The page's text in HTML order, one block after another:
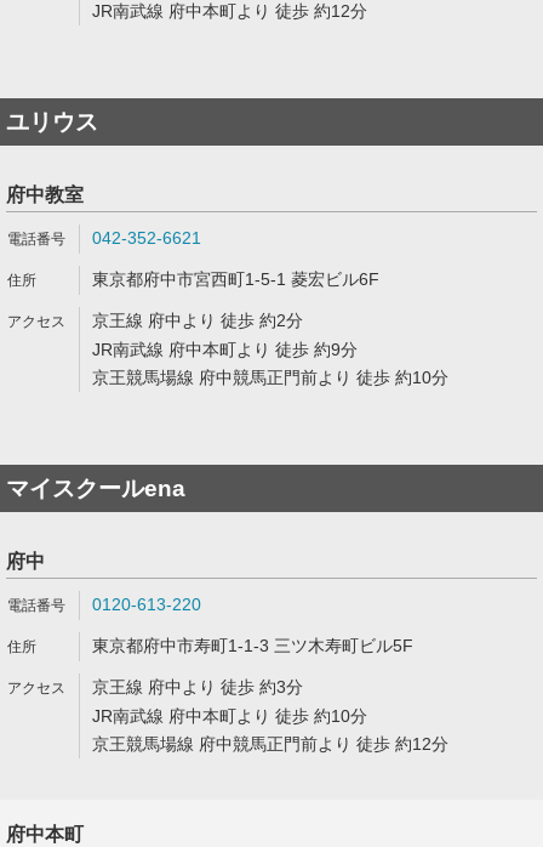
JR南武線 府中本町より 徒歩 約12分
ユリウス
府中教室
042-352-6621
東京都府中市宮西町1-5-1 菱宏ビル6F
京王線 府中より 徒歩 約2分
JR南武線 府中本町より 徒歩 約9分
京王競馬場線 府中競馬正門前より 徒歩 約10分
マイスクールena
府中
0120-613-220
東京都府中市寿町1-1-3 三ツ木寿町ビル5F
京王線 府中より 徒歩 約3分
JR南武線 府中本町より 徒歩 約10分
京王競馬場線 府中競馬正門前より 徒歩 約12分
府中本町